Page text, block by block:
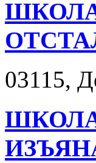
03115,